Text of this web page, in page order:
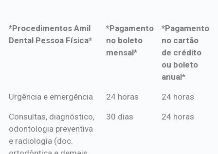
*Procedimentos Amil
Dental Pessoa Física*
*Pagamento
no boleto
mensal*
*Pagamento
no cartão
de crédito
ou boleto
anual*
*Procedimentos Amil
*Pagamento
mensal*
*Pagamento
de crédito
Urgência e emergência 24 horas 24 horas
Consultas, diagnóstico,
odontologia preventiva
e radiologia (doc.
30 dias 24 horas